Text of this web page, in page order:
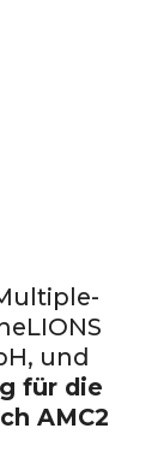
und
für die
AMC2